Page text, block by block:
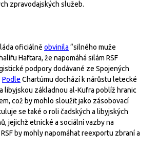
zpravodajských služeb.
oficiálně obvinila “silného muže
Haftara, že napomáhá silám RSF
podpory dodávané ze Spojených
Podle Chartúmu dochází k nárůstu letecké
libyjskou základnou al-Kufra poblíž hranic
což by mohlo sloužit jako zásobovací
se také o roli čadských a libyjských
jejichž etnické a sociální vazby na
by mohly napomáhat reexportu zbraní a